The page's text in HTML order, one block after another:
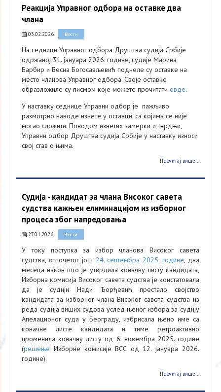
Реакција Управног одбора на оставке два
члана
03.02.2026 Вести
На седници Управног одбора Друштва судија Србије
одржаној 31. јануара 2026. године, судије Марина
Барбир и Весна Богосављевић поднеле су оставке на
место чланова Управног одбора. Своје оставке
образложиле су писмом које можете прочитатиовде.
У наставку седнице Управни одбор је пажљиво
размотрио наводе изнете у оставци, са којима се није
могао сложити. Поводом изнетих замерки и тврдњи,
Управни одбор Друштва судија Србије у наставку износи
свој став о њима.
Прочитај више...
Судија - кандидат за члана Високог савета
судства кажњен елиминацијом из изборног
процеса због напредовања
27.01.2026 Вести
У току поступка за избор чланова Високог савета
судства, отпочетог још 24. септембра 2025. године, два
месеца након што је утврдила коначну листу кандидата,
Изборна комисија Високог савета судства је констатовала
да је судији Нади Ђорђевић престало својство
кандидата за изборног члана Високог савета судства из
реда судија виших судова услед њеног избора за судију
Апелационог суда у Београду, избрисала њено име са
коначне листе кандидата и тиме ретроактивно
променила коначну листу од 6. новембра 2025. године
(решење Изборне комисије ВСС од 12. јануара 2026.
године).
Прочитај више...